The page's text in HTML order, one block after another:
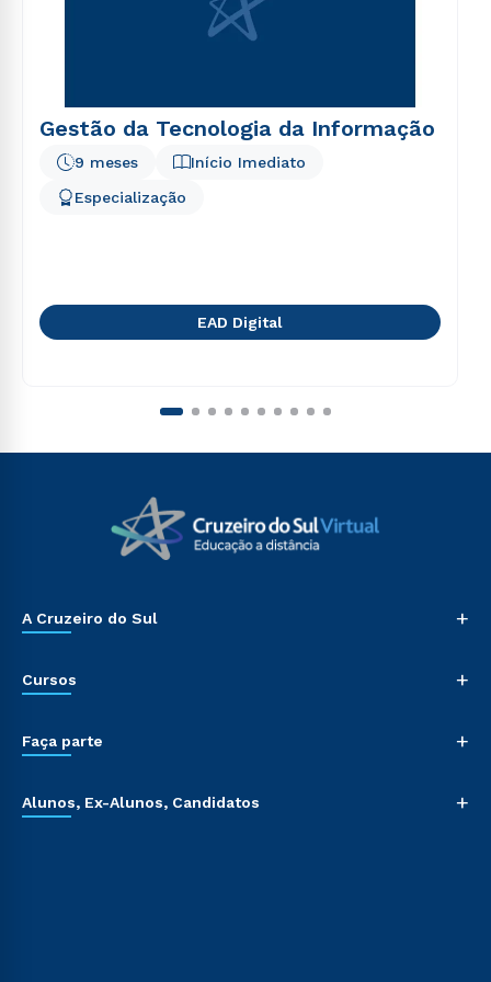
Gestão da Tecnologia da Informação
Início Imediato
9 meses
Especialização
EAD Digital
A Cruzeiro do Sul +
Cursos +
Faça parte +
Alunos, Ex-Alunos, Candidatos +